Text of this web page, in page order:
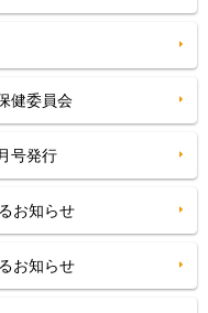
健委員会
号発行
お知らせ
お知らせ